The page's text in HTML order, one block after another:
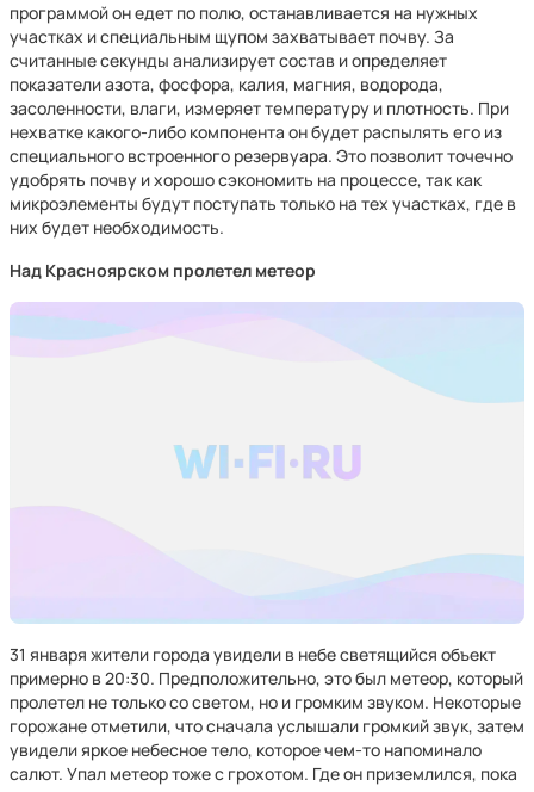
программой он едет по полю, останавливается на нужных
участках и специальным щупом захватывает почву. За
считанные секунды анализирует состав и определяет
показатели азота, фосфора, калия, магния, водорода,
засоленности, влаги, измеряет температуру и плотность. При
нехватке какого-либо компонента он будет распылять его из
специального встроенного резервуара. Это позволит точечно
удобрять почву и хорошо сэкономить на процессе, так как
микроэлементы будут поступать только на тех участках, где в
них будет необходимость.
Над Красноярском пролетел метеор
31 января жители города увидели в небе светящийся объект
примерно в 20:30. Предположительно, это был метеор, который
пролетел не только со светом, но и громким звуком. Некоторые
горожане отметили, что сначала услышали громкий звук, затем
увидели яркое небесное тело, которое чем-то напоминало
салют. Упал метеор тоже с грохотом. Где он приземлился, пока